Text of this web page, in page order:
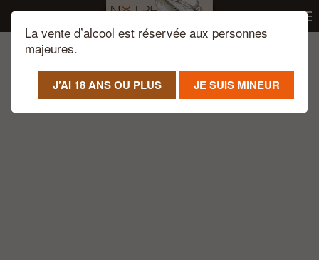
Passer au contenu principal
La vente d’alcool est réservée aux personnes
majeures.
J’AI 18 ANS OU PLUS JE SUIS MINEUR